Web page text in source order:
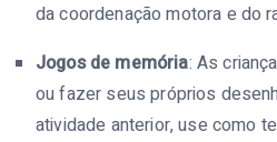
da coordenação motora e do
Jogos de memória: As
ou fazer seus próprios
atividade anterior, use como